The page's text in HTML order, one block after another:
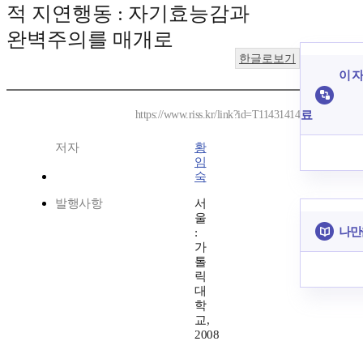
적 지연행동 : 자기효능감과
완벽주의를 매개로
한글로보기
https://www.riss.kr/link?id=T11431414
저자
황
임
숙
발행사항
서
울
:
가
톨
릭
대
학
교,
2008
이
료
나